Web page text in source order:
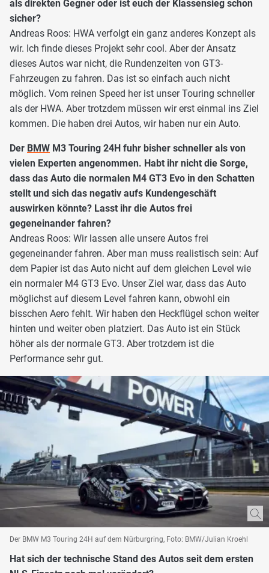
als direkten Gegner oder ist euch der Klassensieg schon
sicher?
Andreas Roos: HWA verfolgt ein ganz anderes Konzept als
wir. Ich finde dieses Projekt sehr cool. Aber der Ansatz
dieses Autos war nicht, die Rundenzeiten von GT3-
Fahrzeugen zu fahren. Das ist so einfach auch nicht
möglich. Vom reinen Speed her ist unser Touring schneller
als der HWA. Aber trotzdem müssen wir erst einmal ins Ziel
kommen. Die haben drei Autos, wir haben nur ein Auto.
Der BMW M3 Touring 24H fuhr bisher schneller als von
vielen Experten angenommen. Habt ihr nicht die Sorge,
dass das Auto die normalen M4 GT3 Evo in den Schatten
stellt und sich das negativ aufs Kundengeschäft
auswirken könnte? Lasst ihr die Autos frei
gegeneinander fahren?
Andreas Roos: Wir lassen alle unsere Autos frei
gegeneinander fahren. Aber man muss realistisch sein: Auf
dem Papier ist das Auto nicht auf dem gleichen Level wie
ein normaler M4 GT3 Evo. Unser Ziel war, dass das Auto
möglichst auf diesem Level fahren kann, obwohl ein
bisschen Aero fehlt. Wir haben den Heckflügel schon weiter
hinten und weiter oben platziert. Das Auto ist ein Stück
höher als der normale GT3. Aber trotzdem ist die
Performance sehr gut.
Der BMW M3 Touring 24H auf dem Nürburgring, Foto: BMW/Julian Kroehl
Hat sich der technische Stand des Autos seit dem ersten